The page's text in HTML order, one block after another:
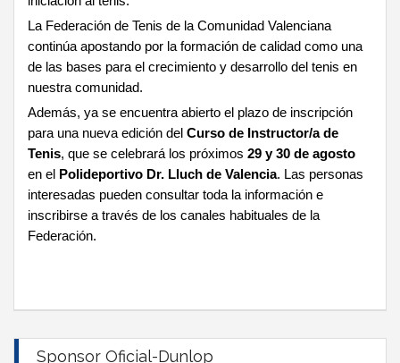
La Federación de Tenis de la Comunidad Valenciana
continúa apostando por la formación de calidad como una
de las bases para el crecimiento y desarrollo del tenis en
nuestra comunidad.
Además, ya se encuentra abierto el plazo de inscripción
para una nueva edición del Curso de Instructor/a de
Tenis, que se celebrará los próximos 29 y 30 de agosto
en el
Polideportivo Dr. Lluch de Valencia. Las personas
interesadas pueden consultar toda la información e
inscribirse a través de los canales habituales de la
Federación.
Sponsor Oficial-Dunlop